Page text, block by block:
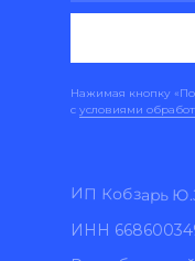
ИП Кобзарь
ИНН
Нажимая кнопку
с условиями